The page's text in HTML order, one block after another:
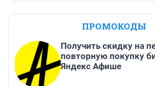
ПРОМОКОДЫ
Получить скидку на
повторную покупку
Яндекс Афише